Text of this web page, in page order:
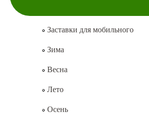
Заставки для мобильного
Зима
Весна
Лето
Осень